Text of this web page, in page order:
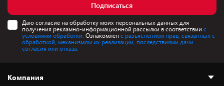
Подписаться
Даю согласие на обработку моих персональных данных для
получения рекламно-информационной рассылки в соответствии с
условиями обработки. Ознакомлен с разъяснением прав, связанных с
обработкой, механизмом их реализации, последствиями дачи
согласия или отказа.
Компания